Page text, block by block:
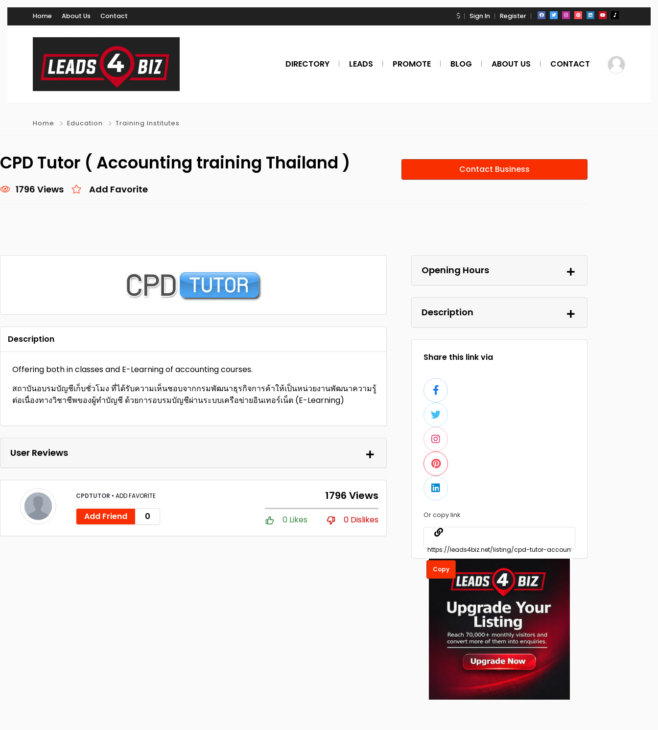
Home About Us Contact Sign In Register
DIRECTORY LEADS PROMOTE BLOG ABOUT US CONTACT
Home Education Training Institutes
CPD Tutor ( Accounting training Thailand )
1796 Views Add Favorite
Contact Business
Description
Offering both in classes and E-Learning of accounting courses.
สถาบันอบรมบัญชีเก็บชั่วโมง ที่ได้รับความเห็นชอบจากกรมพัฒนาธุรกิจการค้าให้เป็นหน่วยงานพัฒนาความรู้
ต่อเนื่องทางวิชาชีพของผู้ทำบัญชี ด้วยการอบรมบัญชีผ่านระบบเครือข่ายอินเทอร์เน็ต (E-Learning)
User Reviews
CPDTUTOR • ADD FAVORITE
Add Friend 0
1796 Views
0 Likes 0 Dislikes
Opening Hours
Description
Share this link via
Or copy link
Copy